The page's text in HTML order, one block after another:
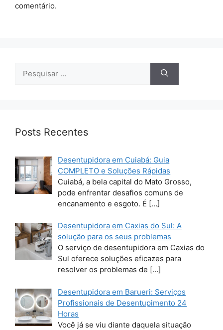
comentário.
por:
Posts Recentes
Desentupidora em Cuiabá: Guia
COMPLETO e Soluções Rápidas
Cuiabá, a bela capital do Mato Grosso,
pode enfrentar desafios comuns de
encanamento e esgoto. É […]
Desentupidora em Caxias do Sul: A
solução para os seus problemas
O serviço de desentupidora em Caxias do
Sul oferece soluções eficazes para
resolver os problemas de […]
Desentupidora em Barueri: Serviços
Profissionais de Desentupimento 24
Horas
Você já se viu diante daquela situação